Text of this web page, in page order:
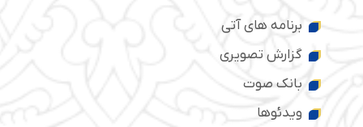
برنامه های آتی
گزارش تصویری
بانک صوت
ویدئوها